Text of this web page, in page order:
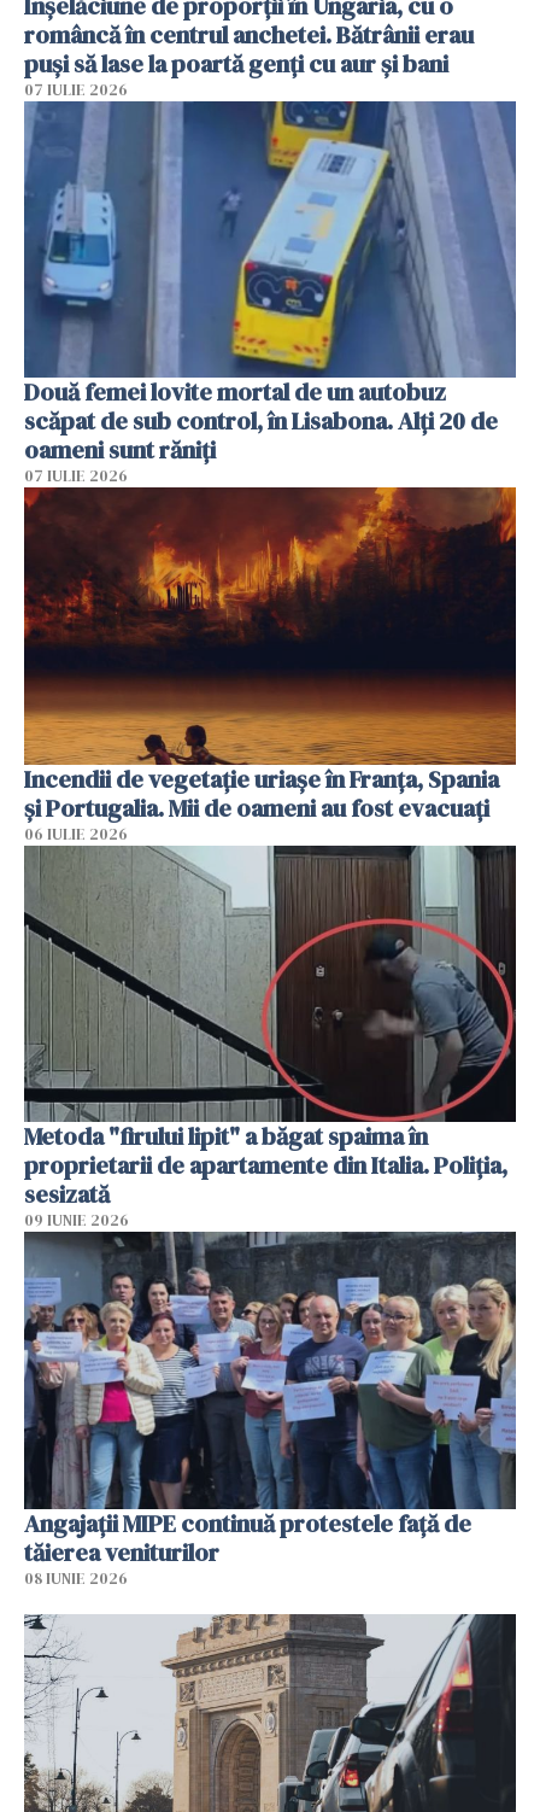
româncă în centrul anchetei. Bătrânii erau
puși să lase la poartă genți cu aur și bani
07 IULIE 2026
Două femei lovite mortal de un autobuz
scăpat de sub control, în Lisabona. Alți 20 de
oameni sunt răniți
07 IULIE 2026
Incendii de vegetație uriașe în Franța, Spania
și Portugalia. Mii de oameni au fost evacuați
06 IULIE 2026
Metoda "firului lipit" a băgat spaima în
proprietarii de apartamente din Italia. Poliția,
sesizată
09 IUNIE 2026
Angajaţii MIPE continuă protestele faţă de
tăierea veniturilor
08 IUNIE 2026